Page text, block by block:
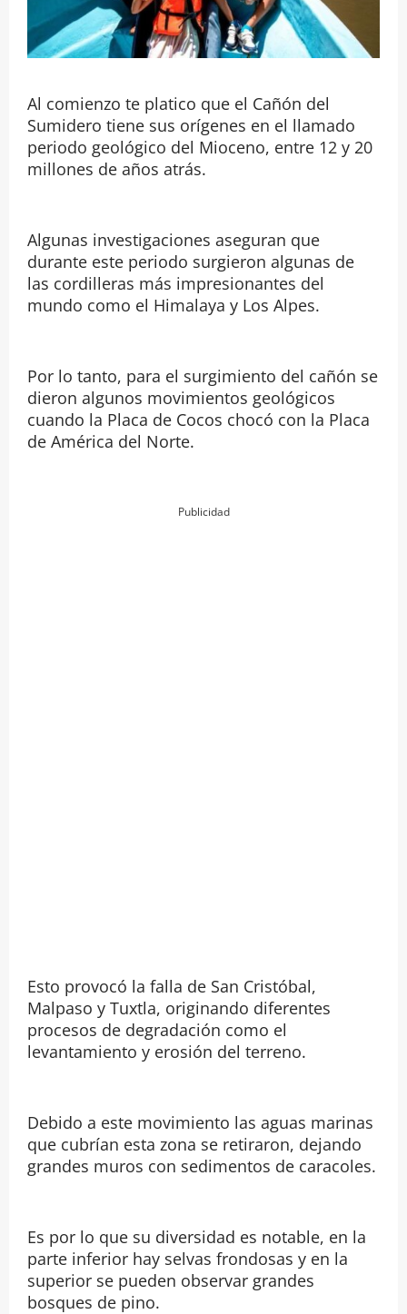
Al comienzo te platico que el Cañón del
Sumidero tiene sus orígenes en el llamado
periodo geológico del Mioceno, entre 12 y 20
millones de años atrás.
Algunas investigaciones aseguran que
durante este periodo surgieron algunas de
las cordilleras más impresionantes del
mundo como el Himalaya y Los Alpes.
Por lo tanto, para el surgimiento del cañón se
dieron algunos movimientos geológicos
cuando la Placa de Cocos chocó con la Placa
de América del Norte.
Publicidad
Esto provocó la falla de San Cristóbal,
Malpaso y Tuxtla, originando diferentes
procesos de degradación como el
levantamiento y erosión del terreno.
Debido a este movimiento las aguas marinas
que cubrían esta zona se retiraron, dejando
grandes muros con sedimentos de caracoles.
Es por lo que su diversidad es notable, en la
parte inferior hay selvas frondosas y en la
superior se pueden observar grandes
bosques de pino.